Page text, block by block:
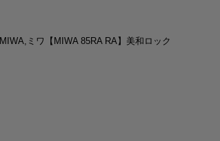
MIWA,ミワ【MIWA 85RA RA】美和ロック